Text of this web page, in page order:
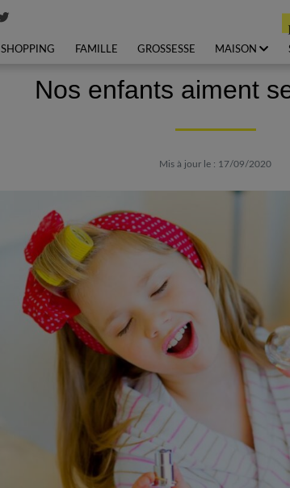
SHOPPING FAMILLE GROSSESSE MAISON
Nos enfants aiment
Mis à jour le : 17/09/2020